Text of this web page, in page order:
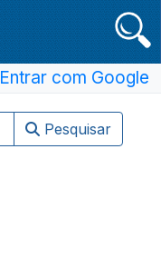
Entrar com Google
Pesquisar